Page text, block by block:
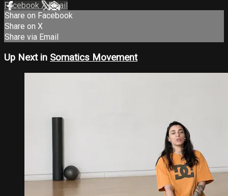
Facebook XEmail
Share on Facebook
Share on X
Share via Email
Up Next in Somatics Movement